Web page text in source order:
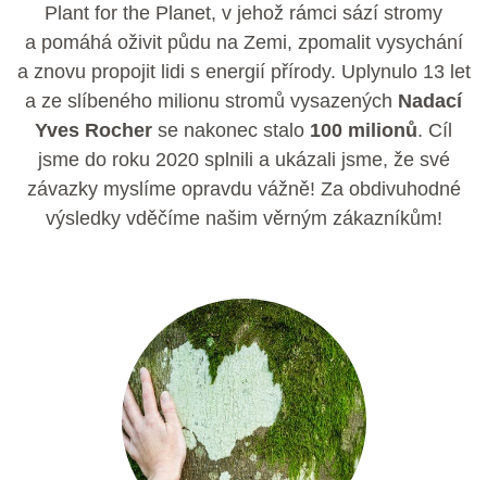
Plant for the Planet, v jehož rámci sází stromy
a pomáhá oživit půdu na Zemi, zpomalit vysychání
a znovu propojit lidi s energií přírody. Uplynulo 13 let
a ze slíbeného milionu stromů vysazených Nadací
Yves Rocher se nakonec stalo 100 milionů. Cíl
jsme do roku 2020 splnili a ukázali jsme, že své
závazky myslíme opravdu vážně! Za obdivuhodné
výsledky vděčíme našim věrným zákazníkům!